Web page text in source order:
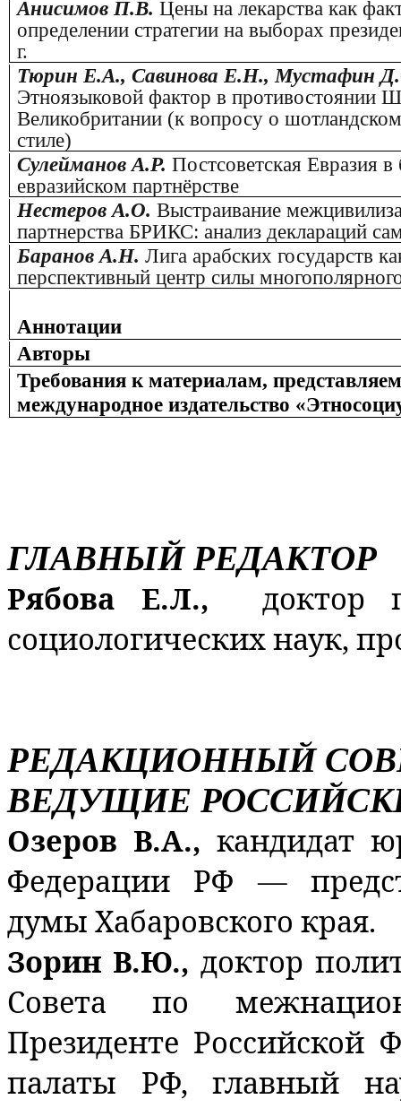
Анисимов П.В. Цены на лекарства как
определении стратегии на выборах
г.
Тюрин Е.А., Савинова Е.Н., Мустафин
Этноязыковой фактор в противостоянии
Великобритании (к вопросу о
стиле)
Сулейманов А.Р. Постсоветская Евразия
евразийском партнёрстве
Нестеров А.О. Выстраивание
партнерства БРИКС: анализ деклараций
Баранов А.Н. Лига арабских государств
перспективный центр силы
Аннотации
Авторы
Требования к материалам,
международное издательство
ГЛАВНЫЙ РЕДАКТОР
Рябова Е.Л., доктор
социологических наук,
РЕДАКЦИОННЫЙ
ВЕДУЩИЕ
Озеров В.А., кандидат
Федерации РФ —
думы Хабаровского края.
Зорин В.Ю., доктор
Совета по
Президенте Российской
палаты РФ, главный